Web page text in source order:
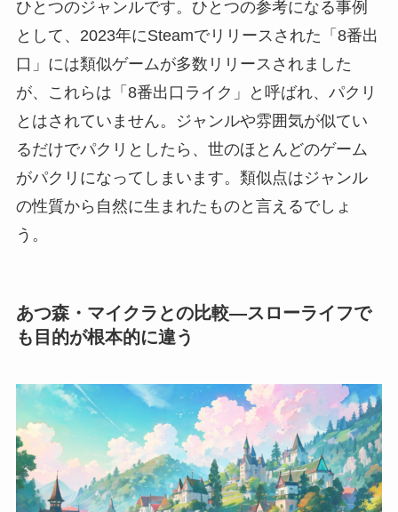
ひとつのジャンルです。ひとつの参考になる事例
として、2023年にSteamでリリースされた「8番出
口」には類似ゲームが多数リリースされました
が、これらは「8番出口ライク」と呼ばれ、パクリ
とはされていません。ジャンルや雰囲気が似てい
るだけでパクリとしたら、世のほとんどのゲーム
がパクリになってしまいます。類似点はジャンル
の性質から自然に生まれたものと言えるでしょ
う。
あつ森・マイクラとの比較―スローライフで
も目的が根本的に違う